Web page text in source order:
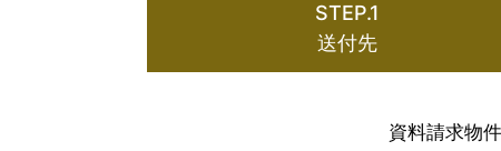
STEP.1
送付先
資料請求物